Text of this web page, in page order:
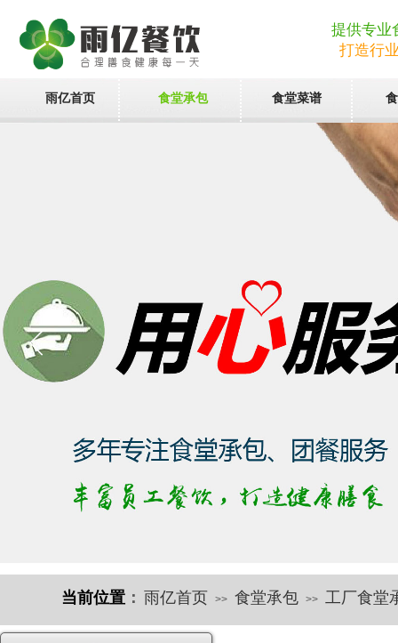
快速导航
提供专业
打造行
雨亿首页 食堂承包 食堂菜谱
当前位置 ： 雨亿首页 >> 食堂承包 >> 工厂食堂